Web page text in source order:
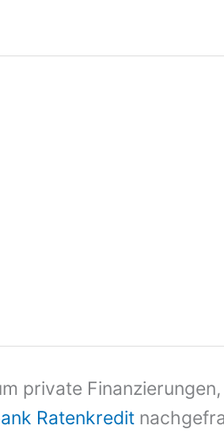
private
Ratenkredit